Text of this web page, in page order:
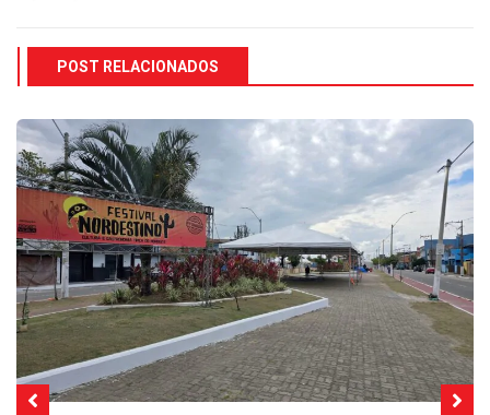
POST RELACIONADOS